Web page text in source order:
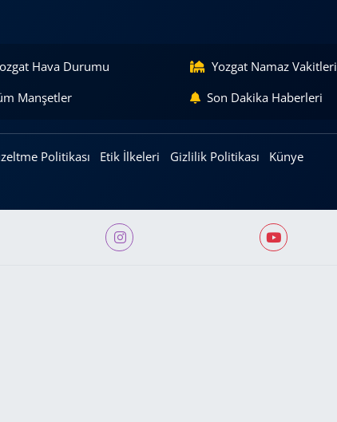
Hava Durumu Yozgat Namaz Vakitleri
Manşetler Son Dakika Haberleri
Politikası Etik İlkeleri Gizlilik Politikası
Künye